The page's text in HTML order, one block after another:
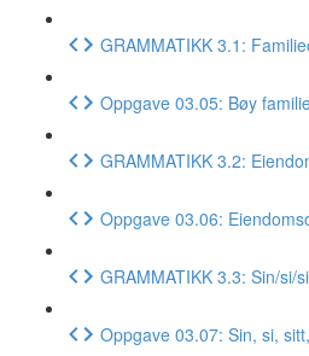
GRAMMATIKK 3.1:
Oppgave 03.05: Bøy
GRAMMATIKK 3.2:
Oppgave 03.06:
GRAMMATIKK 3.3: Sin/si/
Oppgave 03.07: Sin, si,